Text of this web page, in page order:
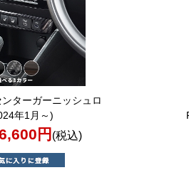
ンターガーニッシュロ
年1月～)
円 (税込)